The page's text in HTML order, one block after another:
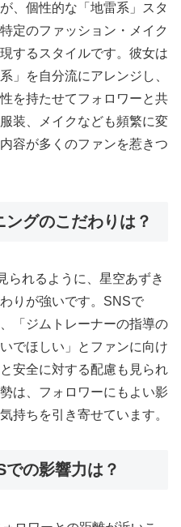
、個性的な「地雷系」スタ
定のファッション・メイク
するスタイルです。彼女は
」を自分流にアレンジし、
を持たせてフォロワーと共
装、メイクなども頻繁に変
容が多くのファンを惹きつ
グのこだわりは？
られるように、星空あずき
りが強いです。SNSで
「ジムトレーナーの指導の
でほしい」とファンに向け
安全に対する配慮も見られ
は、フォロワーにもよい影
持ちを引き寄せています。
の影響力は？